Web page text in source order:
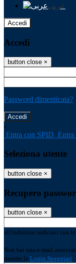
عربى
Accedi
Accedi
button close ×
Password dimenticata?
-
Entra con SPID Entra
Seleziona utente
button close ×
Recupero
button close ×
all'indirizzo indicato con le
Non hai una e-mail
tramite la Login Spaggiari